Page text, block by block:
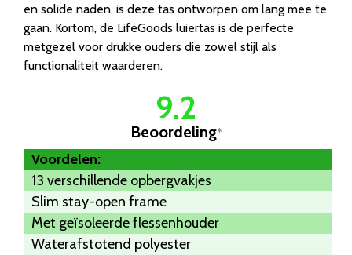
en solide naden, is deze tas ontworpen om lang mee te
gaan. Kortom, de LifeGoods luiertas is de perfecte
metgezel voor drukke ouders die zowel stijl als
functionaliteit waarderen.
9.2
Beoordeling*
Voordelen:
13 verschillende opbergvakjes
Slim stay-open frame
Met geïsoleerde flessenhouder
Waterafstotend polyester